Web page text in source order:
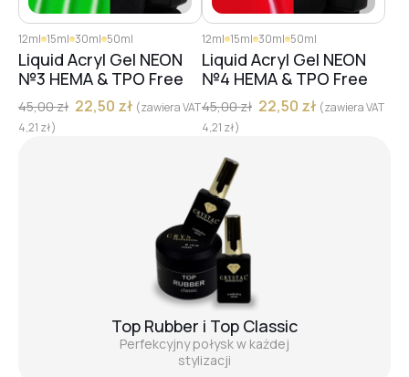
12ml 15ml 30ml 50ml
Liquid Acryl Gel NEON
№3 HEMA & TPO Free
45,00zł 22,50 zł (zawiera VAT
4,21 zł)
12ml 15ml 30ml 50ml
Liquid Acryl Gel NEON
№4 HEMA & TPO Free
45,00zł 22,50 zł (zawiera VAT
4,21 zł)
Top Rubber i Top Classic
Perfekcyjny połysk w każdej
stylizacji